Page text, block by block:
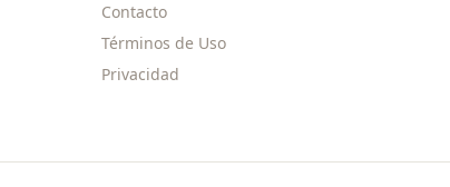
Contacto
Términos de Uso
Privacidad